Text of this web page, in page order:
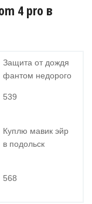
4 pro в
Защита от дождя
фантом недорого
539
Куплю мавик эйр
в подольск
568